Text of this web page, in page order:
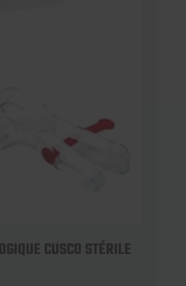
CUSCO STÉRILE